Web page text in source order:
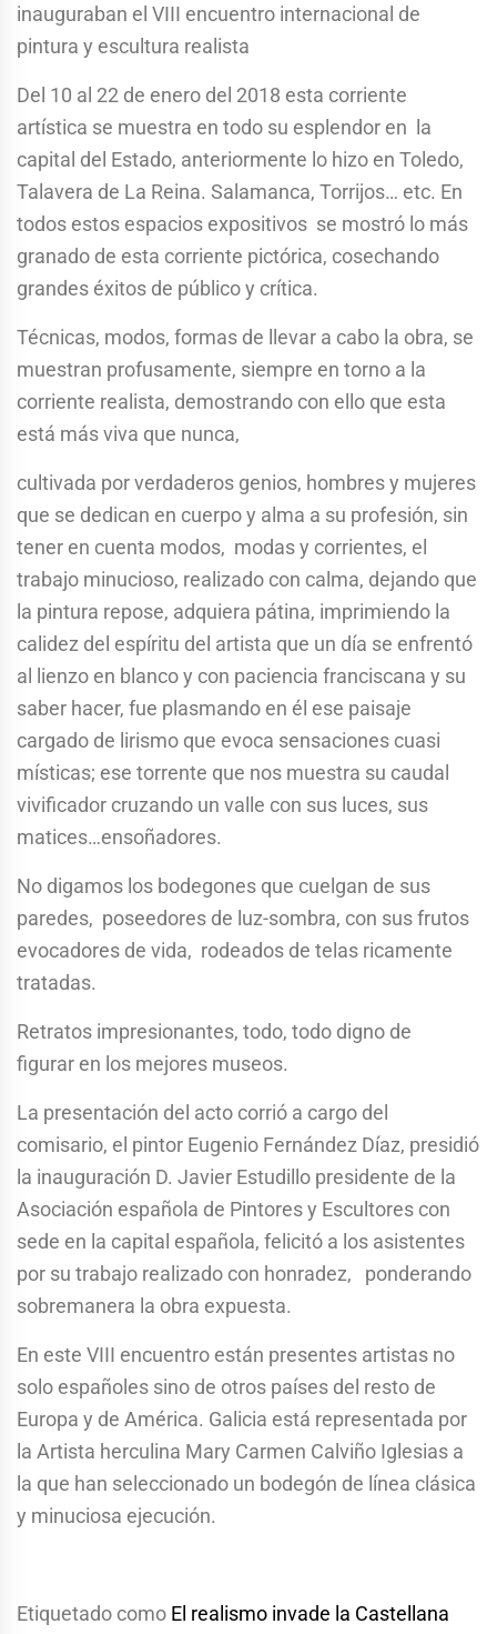
inauguraban el VIII encuentro internacional de
pintura y escultura realista
Del 10 al 22 de enero del 2018 esta corriente
artística se muestra en todo su esplendor en la
capital del Estado, anteriormente lo hizo en Toledo,
Talavera de La Reina. Salamanca, Torrijos… etc. En
todos estos espacios expositivos se mostró lo más
granado de esta corriente pictórica, cosechando
grandes éxitos de público y crítica.
Técnicas, modos, formas de llevar a cabo la obra, se
muestran profusamente, siempre en torno a la
corriente realista, demostrando con ello que esta
está más viva que nunca,
cultivada por verdaderos genios, hombres y mujeres
que se dedican en cuerpo y alma a su profesión, sin
tener en cuenta modos, modas y corrientes, el
trabajo minucioso, realizado con calma, dejando que
la pintura repose, adquiera pátina, imprimiendo la
calidez del espíritu del artista que un día se enfrentó
al lienzo en blanco y con paciencia franciscana y su
saber hacer, fue plasmando en él ese paisaje
cargado de lirismo que evoca sensaciones cuasi
místicas; ese torrente que nos muestra su caudal
vivificador cruzando un valle con sus luces, sus
matices…ensoñadores.
No digamos los bodegones que cuelgan de sus
paredes, poseedores de luz-sombra, con sus frutos
evocadores de vida, rodeados de telas ricamente
tratadas.
Retratos impresionantes, todo, todo digno de
figurar en los mejores museos.
La presentación del acto corrió a cargo del
comisario, el pintor Eugenio Fernández Díaz, presidió
la inauguración D. Javier Estudillo presidente de la
Asociación española de Pintores y Escultores con
sede en la capital española, felicitó a los asistentes
por su trabajo realizado con honradez, ponderando
sobremanera la obra expuesta.
En este VIII encuentro están presentes artistas no
solo españoles sino de otros países del resto de
Europa y de América. Galicia está representada por
la Artista herculina Mary Carmen Calviño Iglesias a
la que han seleccionado un bodegón de línea clásica
y minuciosa ejecución.
Etiquetado como El realismo invade la Castellana